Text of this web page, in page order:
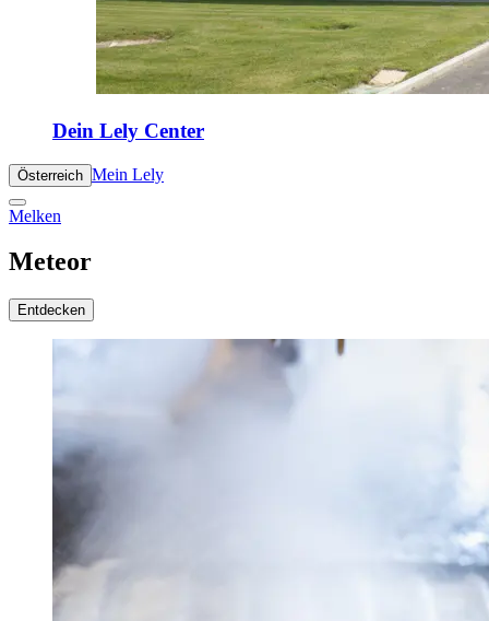
Dein Lely Center
Österreich Mein Lely
Melken
Meteor
Entdecken